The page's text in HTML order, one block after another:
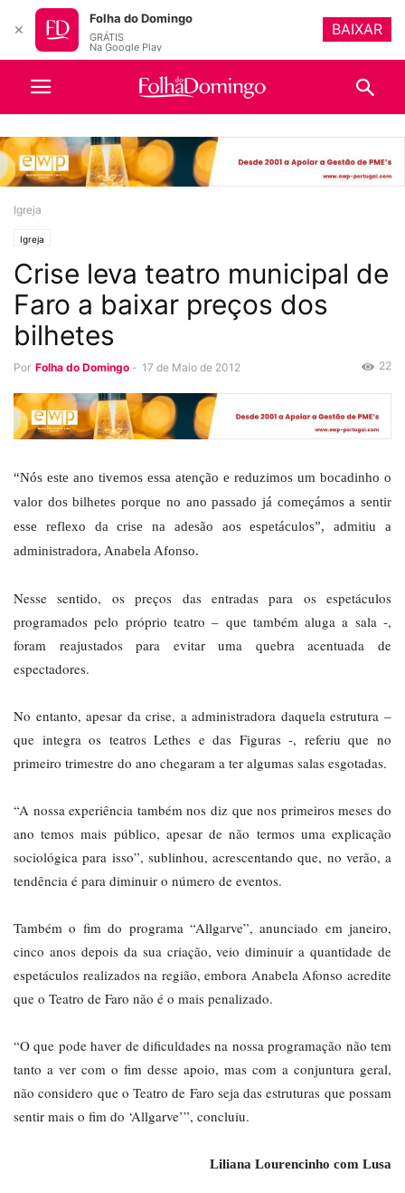
Igreja
Igreja
Crise leva teatro municipal de
Faro a baixar preços dos
bilhetes
Por Folha do Domingo - 17 de Maio de 2012 22
“Nós este ano tivemos essa atenção e reduzimos um bocadinho o
valor dos bilhetes porque no ano passado já começámos a sentir
esse reflexo da crise na adesão aos espetáculos”, admitiu a
administradora, Anabela Afonso.
Nesse sentido, os preços das entradas para os espetáculos
programados pelo próprio teatro – que também aluga a sala -,
foram reajustados para evitar uma quebra acentuada de
espectadores.
No entanto, apesar da crise, a administradora daquela estrutura –
que integra os teatros Lethes e das Figuras -, referiu que no
primeiro trimestre do ano chegaram a ter algumas salas esgotadas.
“A nossa experiência também nos diz que nos primeiros meses do
ano temos mais público, apesar de não termos uma explicação
sociológica para isso”, sublinhou, acrescentando que, no verão, a
tendência é para diminuir o número de eventos.
Também o fim do programa “Allgarve”, anunciado em janeiro,
cinco anos depois da sua criação, veio diminuir a quantidade de
espetáculos realizados na região, embora Anabela Afonso acredite
que o Teatro de Faro não é o mais penalizado.
“O que pode haver de dificuldades na nossa programação não tem
tanto a ver com o fim desse apoio, mas com a conjuntura geral,
não considero que o Teatro de Faro seja das estruturas que possam
sentir mais o fim do ‘Allgarve’”, concluiu.
Liliana Lourencinho com Lusa
✕
Folha do Domingo
GRÁTIS
Na Google Play
BAIXAR